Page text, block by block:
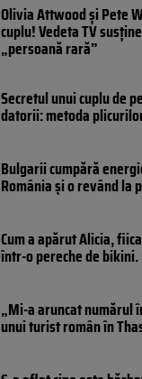
Olivia Attwood și Pete
cuplu! Vedeta TV
„persoană rară”
Secretul unui cuplu de
datorii: metoda
Bulgarii cumpără
România și o revând la
Cum a apărut Alicia,
într-o pereche de
„Mi-a aruncat numărul
unui turist român în